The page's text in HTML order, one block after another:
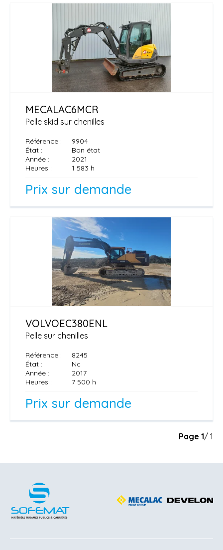
Pelle skid sur chenilles
MECALAC6MCR
Référence
9904
État
Bon état
Année
2021
Heures
1 583 h
Prix sur demande
Pelle sur chenilles
VOLVOEC380ENL
Référence
8245
État
Nc
Année
2017
Heures
7 500 h
Prix sur demande
Page 1/ 1